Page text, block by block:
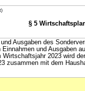
§ 5
Ausgaben des
und Ausgaben
Wirtschaftsjahr 2023 wird
zusammen mit dem